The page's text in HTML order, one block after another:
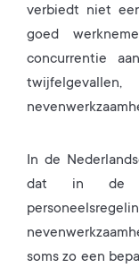
verbiedt niet
goed
concurrentie
In de
dat in de
soms zo een